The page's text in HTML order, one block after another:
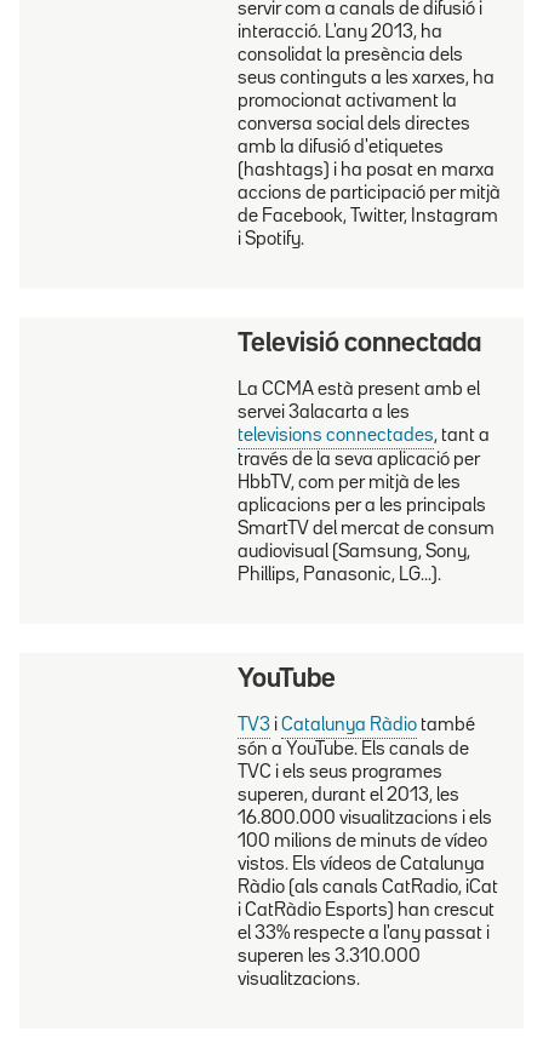
servir com a canals de difusió i
interacció. L'any 2013, ha
consolidat la presència dels
seus continguts a les xarxes, ha
promocionat activament la
conversa social dels directes
amb la difusió d'etiquetes
(hashtags) i ha posat en marxa
accions de participació per mitjà
de Facebook, Twitter, Instagram
i Spotify.
Televisió connectada
La CCMA està present amb el
servei 3alacarta a les
televisions connectades, tant a
través de la seva aplicació per
HbbTV, com per mitjà de les
aplicacions per a les principals
SmartTV del mercat de consum
audiovisual (Samsung, Sony,
Phillips, Panasonic, LG...).
YouTube
TV3i Catalunya Ràdiotambé
són a YouTube. Els canals de
TVC i els seus programes
superen, durant el 2013, les
16.800.000 visualitzacions i els
100 milions de minuts de vídeo
vistos. Els vídeos de Catalunya
Ràdio (als canals CatRadio, iCat
i CatRàdio Esports) han crescut
el 33% respecte a l'any passat i
superen les 3.310.000
visualitzacions.